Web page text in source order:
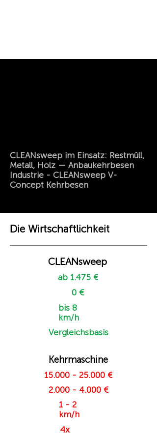
CLEANsweep im Einsatz: Restmüll,
Metall, Holz — Anbaukehrbesen
Industrie - CLEANsweep V-
Concept Kehrbesen
Die Wirtschaftlichkeit
CLEANsweep
ab 1.475 €
0 €
bis 8
km/h
Vergleichsbasis
Kehrmaschine
15.000 - 25.000 €
2.000 - 4.000 €
1 - 2
km/h
4x